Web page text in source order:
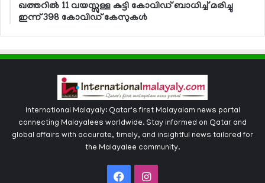
ഖത്തറില്‍ 11 വയസ്സുള്ള കുട്ടി കോവിഡ് ബാധിച്ച് മരിച്ചു
ഇന്ന് 398 കോവിഡ് കേസുകള്‍
International Malayaly: Qatar's first Malayalam news portal
connecting Malayalees worldwide. Stay informed on Qatar and
global affairs with accurate, timely, and insightful news tailored for
the Malayalee community.
FacebookInstagram